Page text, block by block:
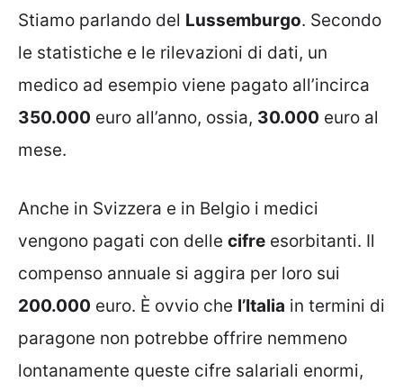
Stiamo parlando del Lussemburgo. Secondo
le statistiche e le rilevazioni di dati, un
medico ad esempio viene pagato all’incirca
350.000 euro all’anno, ossia, 30.000 euro al
mese.
Anche in Svizzera e in Belgio i medici
vengono pagati con delle cifre esorbitanti. Il
compenso annuale si aggira per loro sui
200.000 euro. È ovvio che l’Italia in termini di
paragone non potrebbe offrire nemmeno
lontanamente queste cifre salariali enormi,